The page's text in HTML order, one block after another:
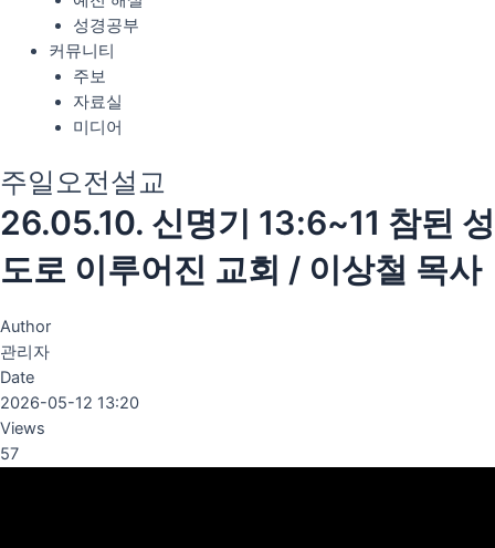
성경공부
커뮤니티
주보
자료실
미디어
주일오전설교
26.05.10. 신명기 13:6~11 참된 성
도로 이루어진 교회 / 이상철 목사
Author
관리자
Date
2026-05-12 13:20
Views
57